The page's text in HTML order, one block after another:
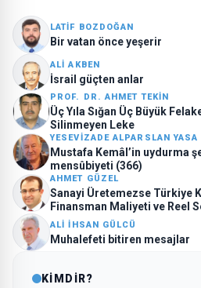
LATIF BOZDOĞAN
Bir vatan önce yeşerir
ALI AKBEN
İsrail güçten anlar
PROF. DR. AHMET TEKIN
Üç Yıla Sığan Üç Büyük
Silinmeyen Leke
YESEVIZADE ALPARSLAN YASA
Mustafa Kemâl’in uydurma
mensûbiyeti (366)
AHMET GÜZEL
Sanayi Üretemezse Türkiye
Finansman Maliyeti ve Reel
Mücadelesi
ALI İHSAN GÜLCÜ
Muhalefeti bitiren mesajlar
KİMDİR?